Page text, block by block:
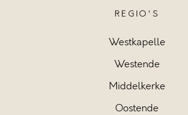
REGIO'S
Westkapelle
Westende
Middelkerke
Oostende